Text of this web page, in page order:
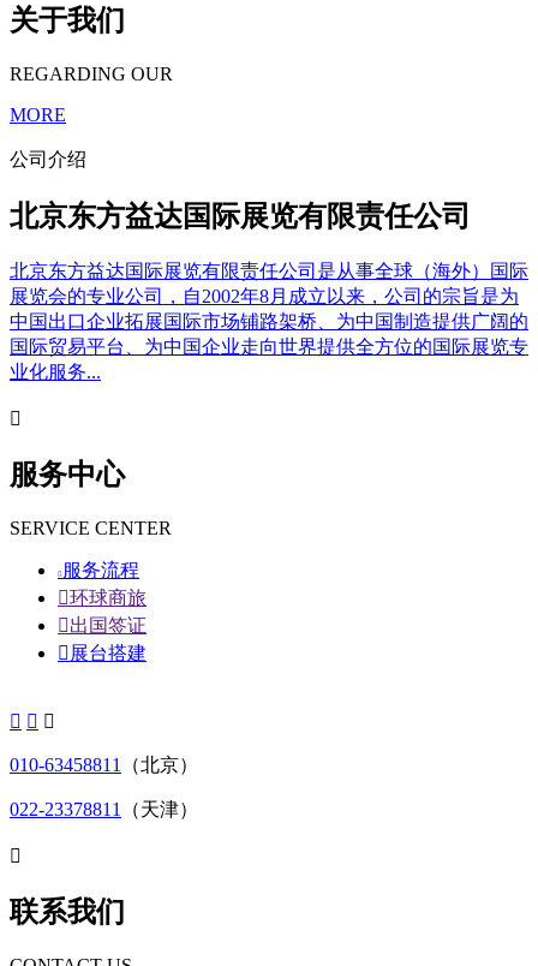
关于我们
REGARDING OUR
MORE
公司介绍
北京东方益达国际展览有限责任公司
北京东方益达国际展览有限责任公司是从事全球（海外）国际
展览会的专业公司，自2002年8月成立以来，公司的宗旨是为
中国出口企业拓展国际市场铺路架桥、为中国制造提供广阔的
国际贸易平台、为中国企业走向世界提供全方位的国际展览专
业化服务...

服务中心
SERVICE CENTER
 服务流程
环球商旅
出国签证
 展台搭建
  
010-63458811 （北京）
022-23378811 （天津）

联系我们